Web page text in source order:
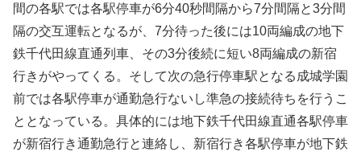
間の各駅では各駅停車が6分40秒間隔から7分間隔と3分間
隔の交互運転となるが、7分待った後には10両編成の地下
鉄千代田線直通列車、その3分後続に短い8両編成の新宿
行きがやってくる。そして次の急行停車駅となる成城学園
前では各駅停車が通勤急行ないし準急の接続待ちを行うこ
ととなっている。具体的には地下鉄千代田線直通各駅停車
が新宿行き通勤急行と連絡し、新宿行き各駅停車が地下鉄